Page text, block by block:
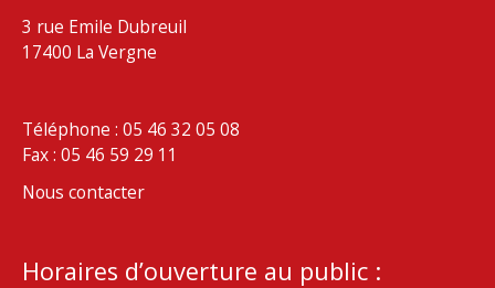
3 rue Emile Dubreuil
17400 La Vergne
Téléphone : 05 46 32 05 08
Fax : 05 46 59 29 11
Nous contacter
Horaires d’ouverture au public :